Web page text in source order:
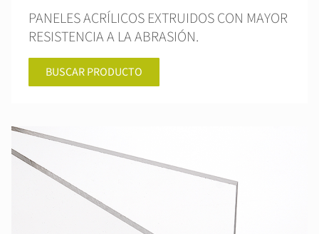
PANELES ACRÍLICOS EXTRUIDOS CON MAYOR
RESISTENCIA A LA ABRASIÓN.
BUSCAR PRODUCTO